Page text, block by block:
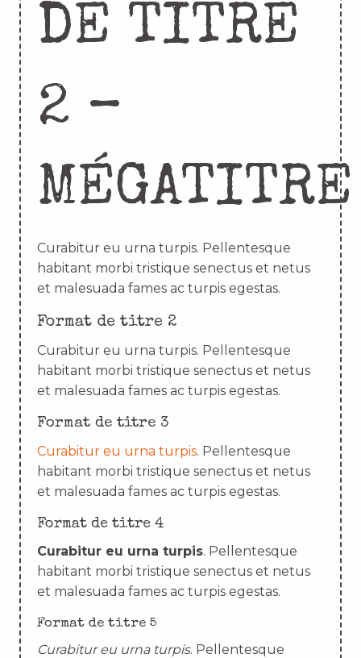
DE TITRE
2 –
MÉGATITRE
Curabitur eu urna turpis. Pellentesque
habitant morbi tristique senectus et netus
et malesuada fames ac turpis egestas.
Format de titre 2
Curabitur eu urna turpis. Pellentesque
habitant morbi tristique senectus et netus
et malesuada fames ac turpis egestas.
Format de titre 3
Curabitur eu urna turpis. Pellentesque
habitant morbi tristique senectus et netus
et malesuada fames ac turpis egestas.
Format de titre 4
Curabitur eu urna turpis. Pellentesque
habitant morbi tristique senectus et netus
et malesuada fames ac turpis egestas.
Format de titre 5
Curabitur eu urna turpis. Pellentesque